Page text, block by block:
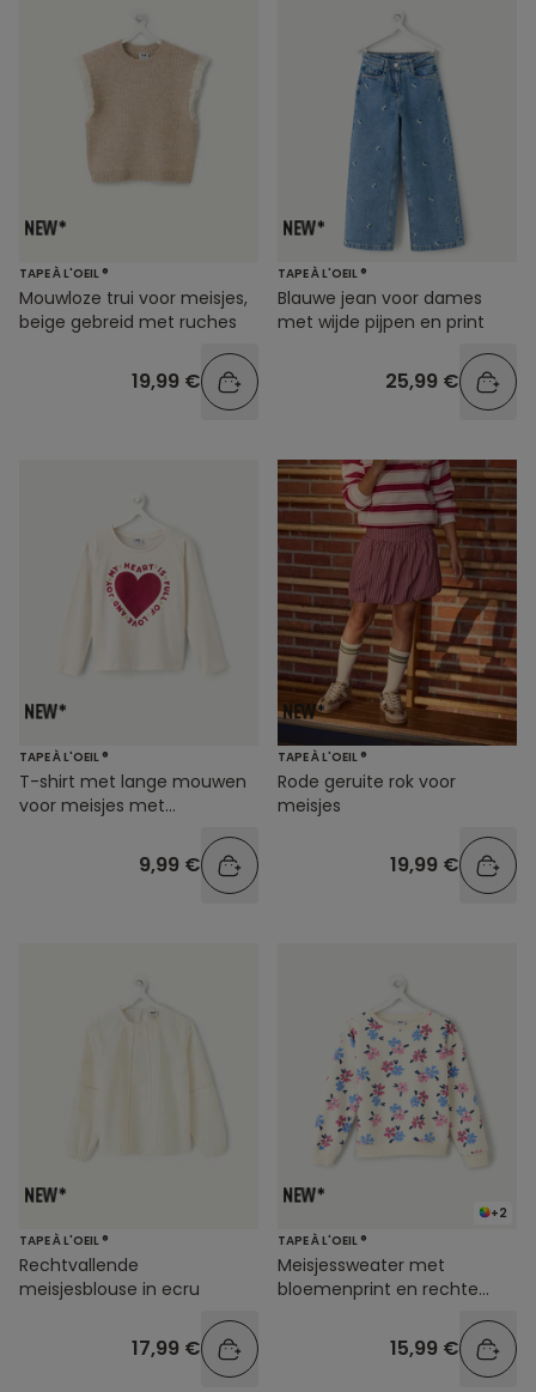
TAPE À L'OEIL ®
Mouwloze trui voor meisjes,
beige gebreid met ruches
19,99 €
TAPE À L'OEIL ®
Blauwe jean voor dames
met wijde pijpen en print
25,99 €
TAPE À L'OEIL ®
T-shirt met lange mouwen
voor meisjes met
9,99 €
TAPE À L'OEIL ®
Rode geruite rok voor
meisjes
19,99 €
TAPE À L'OEIL ®
Rechtvallende
meisjesblouse in ecru
17,99 €
+2
TAPE À L'OEIL ®
Meisjessweater met
bloemenprint en rechte
15,99 €